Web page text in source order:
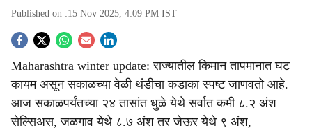
Published on :15 Nov 2025, 4:09 PM IST
S
o
c
Maharashtra winter update: राज्यातील किमान तापमानात घट
कायम असून सकाळच्या वेळी थंडीचा कडाका स्पष्ट जाणवतो आहे.
आज सकाळपर्यंतच्या २४ तासांत धुळे येथे सर्वात कमी ८.२ अंश
सेल्सिअस, जळगाव येथे ८.७ अंश तर जेऊर येथे ९ अंश,